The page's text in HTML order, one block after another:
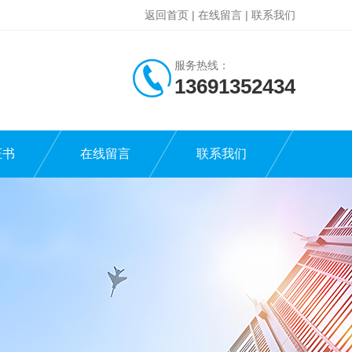
返回首页 | 在线留言 | 联系我们
服务热线：
13691352434
在线留言 联系我们